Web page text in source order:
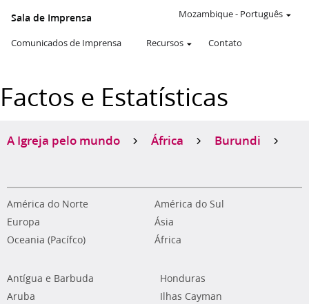
Sala de Imprensa
Comunicados de Imprensa Recursos Contato
Mozambique- Português
Factos e Estatísticas
A Igreja pelo mundo África Burundi
América do Norte
América do Sul
Europa
Ásia
Oceania (Pacífco)
África
Antígua e Barbuda
Aruba
Honduras
Ilhas Cayman